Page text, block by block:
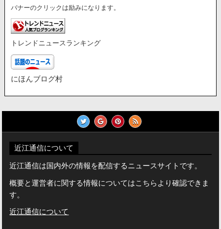
バナーのクリックは励みになります。
トレンドニュースランキング
にほんブログ村
近江通信について
近江通信は国内外の情報を配信するニュースサイトです。
概要と運営者に関する情報についてはこちらより確認できま
す。
近江通信について